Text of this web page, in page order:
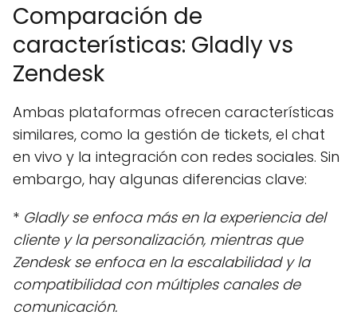
Comparación de
características: Gladly vs
Zendesk
Ambas plataformas ofrecen características
similares, como la gestión de tickets, el chat
en vivo y la integración con redes sociales. Sin
embargo, hay algunas diferencias clave:
* Gladly se enfoca más en la experiencia del
cliente y la personalización, mientras que
Zendesk se enfoca en la escalabilidad y la
compatibilidad con múltiples canales de
comunicación.